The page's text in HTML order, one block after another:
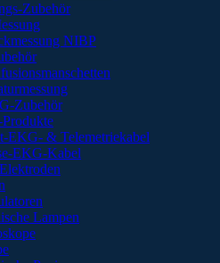
Zubehör
NIBP
Zubehör
EKG- & Telemetriekabel
EKG-Kabel
Lampen